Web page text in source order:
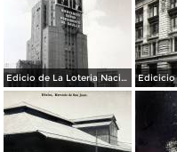
Edicio de La Loteria Nacional Ciudad de México Abril de 1964